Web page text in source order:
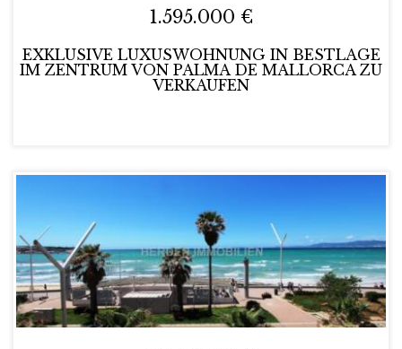
1.595.000 €
EXKLUSIVE LUXUSWOHNUNG IN BESTLAGE
IM ZENTRUM VON PALMA DE MALLORCA ZU
VERKAUFEN